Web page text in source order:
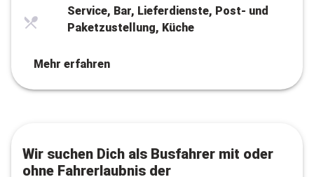
Service, Bar, Lieferdienste, Post- und
Paketzustellung, Küche
Mehr erfahren
Wir suchen Dich als Busfahrer mit oder
ohne Fahrerlaubnis der